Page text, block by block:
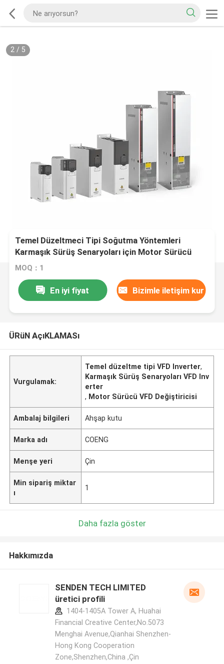
2/ 5
Temel Düzeltmeci Tipi Soğutma Yöntemleri
Karmaşık Sürüş Senaryoları için Motor Sürücü
VFD Değiştiricisi
MOQ：1
En iyi fiyat Bizimle iletişim kur
ÜRüN AçıKLAMASı
Vurgulamak:
Temel düzeltme tipi VFD Inverter,
Karmaşık Sürüş Senaryoları VFD Inv
erter
, Motor Sürücü VFD Değiştiricisi
Ambalaj bilgileri Ahşap kutu
Marka adı COENG
Menşe yeri Çin
Min sipariş miktar
ı
1
Daha fazla göster
Hakkımızda
SENDEN TECH LIMITED
üretici profili
1404-1405A Tower A, Huahai
Financial Creative Center,No.5073
Menghai Avenue,Qianhai Shenzhen-
Hong Kong Cooperation
Zone,Shenzhen,China ,Çin